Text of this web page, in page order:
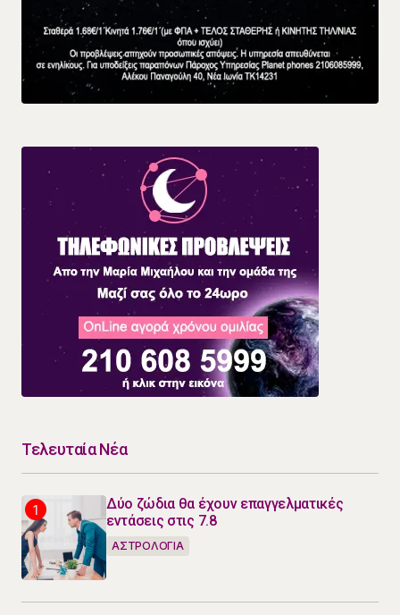
Τελευταία Νέα
Δύο ζώδια θα έχουν επαγγελματικές
εντάσεις στις 7.8
ΑΣΤΡΟΛΟΓΙΑ